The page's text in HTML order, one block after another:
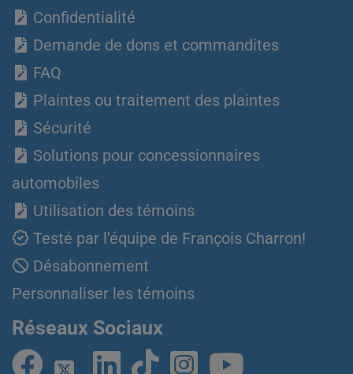
Confidentialité
Demande de dons et commandites
FAQ
Plaintes ou traitement des plaintes
Sécurité
Solutions pour concessionnaires
automobiles
Utilisation des témoins
Testé par l'équipe de François Charron!
Désabonnement
Personnaliser les témoins
Réseaux Sociaux